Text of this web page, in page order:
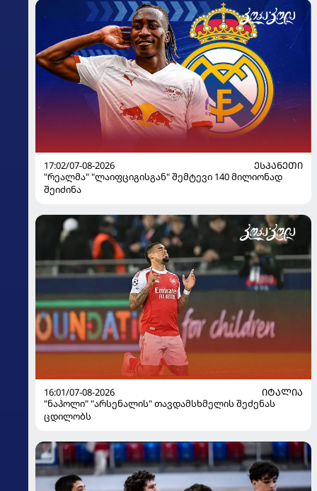
17:02/07-08-2026
ᲔᲡᲞᲐᲜᲔᲗᲘ
"რეალმა" "ლაიფციგისგან" შემტევი 140 მილიონად
შეიძინა
16:01/07-08-2026
ᲘᲢᲐᲚᲘᲐ
"ნაპოლი" "არსენალის" თავდამსხმელის შეძენას
ცდილობს